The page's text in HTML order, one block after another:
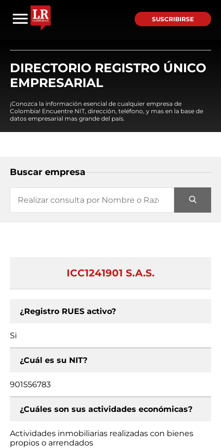
SUSCRIBIRSE
DIRECTORIO REGISTRO ÚNICO
EMPRESARIAL
¡Conozca la información esencial de cualquier empresa de
Colombia! Encuentre NIT, dirección, teléfono, y mas en la base de
datos empresarial mas grande del país.
Buscar empresa
ICC1241901 S.A.S.
¿Registro RUES activo?
Si
¿Cuál es su NIT?
901556783
¿Cuáles son sus actividades económicas?
Actividades inmobiliarias realizadas con bienes
propios o arrendados